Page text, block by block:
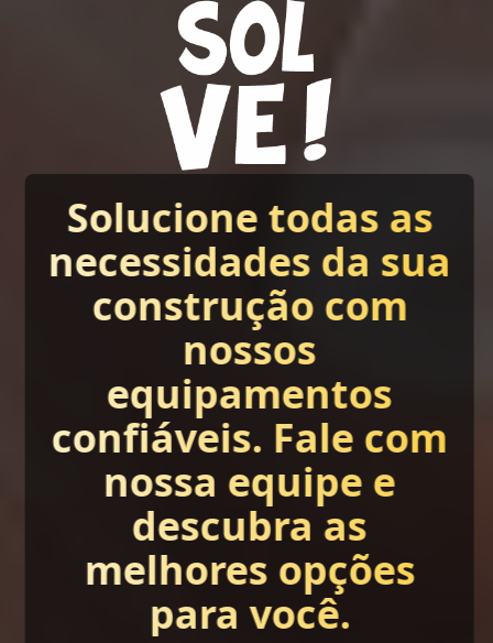
Solucione todas as
necessidades da sua
construção com
nossos
equipamentos
confiáveis. Fale com
nossa equipe e
descubra as
melhores opções
para você.